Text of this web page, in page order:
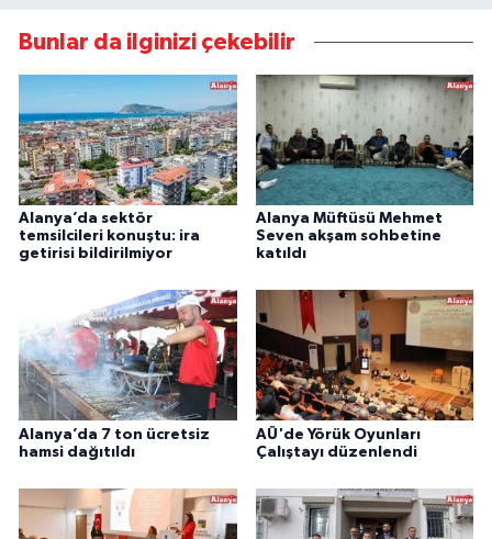
Bunlar da ilginizi çekebilir
Alanya’da sektör
temsilcileri konuştu: ira
getirisi bildirilmiyor
Alanya Müftüsü Mehmet
Seven akşam sohbetine
katıldı
Alanya’da 7 ton ücretsiz
hamsi dağıtıldı
AÜ'de Yörük Oyunları
Çalıştayı düzenlendi